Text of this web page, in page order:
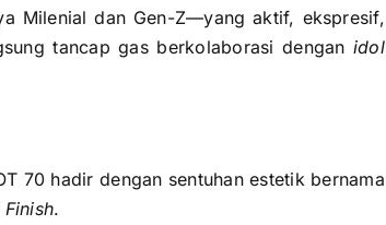
Milenial dan Gen-Z—yang aktif, ekspresif,
tancap gas berkolaborasi dengan idol
70 hadir dengan sentuhan estetik bernama
.